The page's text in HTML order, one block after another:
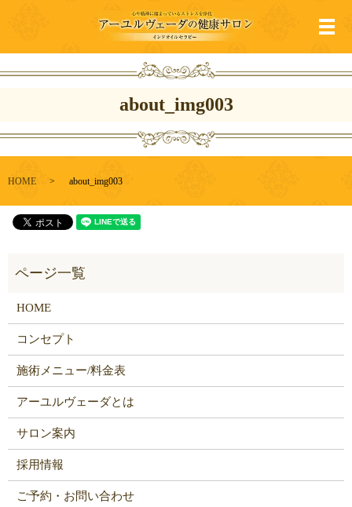
メ
about_img003
HOME about_img003
HOME
コンセプト
施術メニュー/料金表
アーユルヴェーダとは
サロン案内
採用情報
ご予約・お問い合わせ